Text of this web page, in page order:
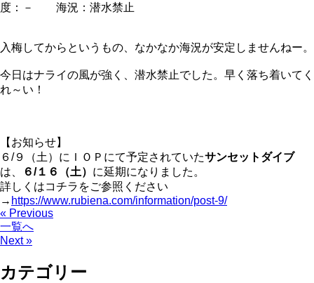
度：－ 海況：潜水禁止
入梅してからというもの、なかなか海況が安定しませんねー。
今日はナライの風が強く、潜水禁止でした。早く落ち着いてく
れ～い！
【お知らせ】
６/９（土）にＩＯＰにて予定されていたサンセットダイブ
は、
６/１６（土） に延期になりました。
詳しくはコチラをご参照ください
→ https://www.rubiena.com/information/post-9/
« Previous
一覧へ
Next »
カテゴリー